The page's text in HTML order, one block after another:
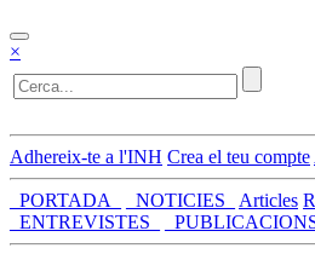
×
Adhereix-te a l'INH Crea el teu compte
_PORTADA_ _NOTICIES_ Articles
_ENTREVISTES_